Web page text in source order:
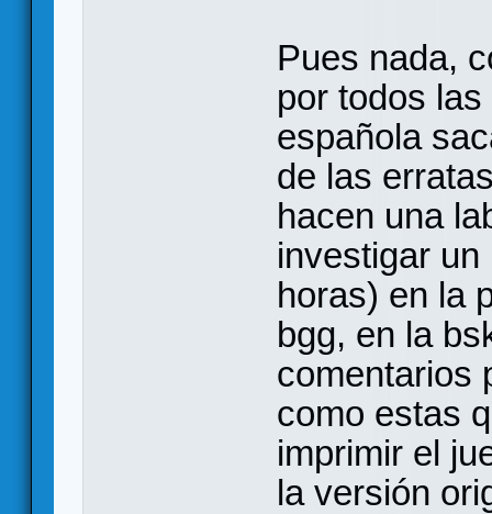
Pues nada,
por todos
española
de las
hacen una
investigar
horas) en la
bgg, en la
comentarios
como estas
imprimir el
la versión